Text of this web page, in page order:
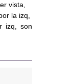
vista,
la izq,
izq, son